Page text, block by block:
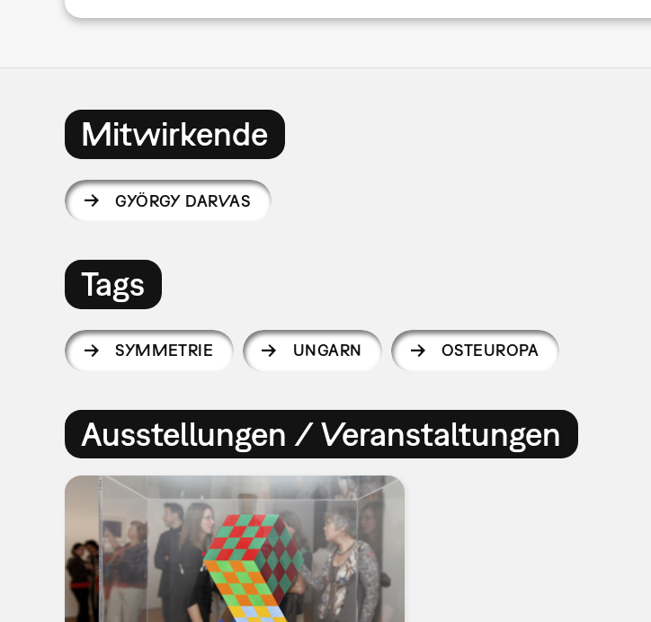
Mitwirkende
GYÖRGY DARVAS
Tags
SYMMETRIE UNGARN OSTEUROPA
Ausstellungen / Veranstaltungen